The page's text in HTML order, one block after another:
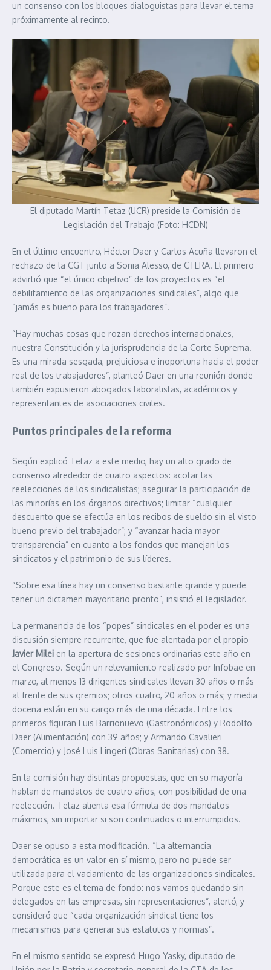
un consenso con los bloques dialoguistas para llevar el tema
próximamente al recinto.
El diputado Martín Tetaz (UCR) preside la Comisión de
Legislación del Trabajo (Foto: HCDN)
En el último encuentro, Héctor Daer y Carlos Acuña llevaron el
rechazo de la CGT junto a Sonia Alesso, de CTERA. El primero
advirtió que “el único objetivo” de los proyectos es “el
debilitamiento de las organizaciones sindicales”, algo que
“jamás es bueno para los trabajadores”.
“Hay muchas cosas que rozan derechos internacionales,
nuestra Constitución y la jurisprudencia de la Corte Suprema.
Es una mirada sesgada, prejuiciosa e inoportuna hacia el poder
real de los trabajadores”, planteó Daer en una reunión donde
también expusieron abogados laboralistas, académicos y
representantes de asociaciones civiles.
Puntos principales de la reforma
Según explicó Tetaz a este medio, hay un alto grado de
consenso alrededor de cuatro aspectos: acotar las
reelecciones de los sindicalistas; asegurar la participación de
las minorías en los órganos directivos; limitar “cualquier
descuento que se efectúa en los recibos de sueldo sin el visto
bueno previo del trabajador”; y “avanzar hacia mayor
transparencia” en cuanto a los fondos que manejan los
sindicatos y el patrimonio de sus líderes.
“Sobre esa línea hay un consenso bastante grande y puede
tener un dictamen mayoritario pronto”, insistió el legislador.
La permanencia de los “popes” sindicales en el poder es una
discusión siempre recurrente, que fue alentada por el propio
Javier Milei en la apertura de sesiones ordinarias este año en
el Congreso. Según un relevamiento realizado por Infobae en
marzo, al menos 13 dirigentes sindicales llevan 30 años o más
al frente de sus gremios; otros cuatro, 20 años o más; y media
docena están en su cargo más de una década. Entre los
primeros figuran Luis Barrionuevo (Gastronómicos) y Rodolfo
Daer (Alimentación) con 39 años; y Armando Cavalieri
(Comercio) y José Luis Lingeri (Obras Sanitarias) con 38.
En la comisión hay distintas propuestas, que en su mayoría
hablan de mandatos de cuatro años, con posibilidad de una
reelección. Tetaz alienta esa fórmula de dos mandatos
máximos, sin importar si son continuados o interrumpidos.
Daer se opuso a esta modificación. “La alternancia
democrática es un valor en sí mismo, pero no puede ser
utilizada para el vaciamiento de las organizaciones sindicales.
Porque este es el tema de fondo: nos vamos quedando sin
delegados en las empresas, sin representaciones”, alertó, y
consideró que “cada organización sindical tiene los
mecanismos para generar sus estatutos y normas”.
En el mismo sentido se expresó Hugo Yasky, diputado de